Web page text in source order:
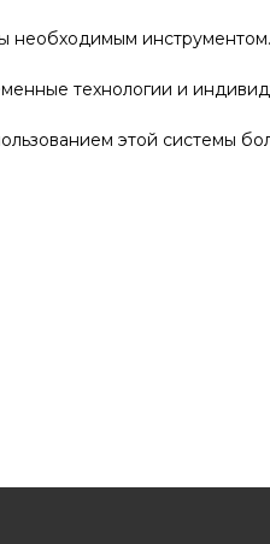
необходимым инструментом.
технологии и
этой системы